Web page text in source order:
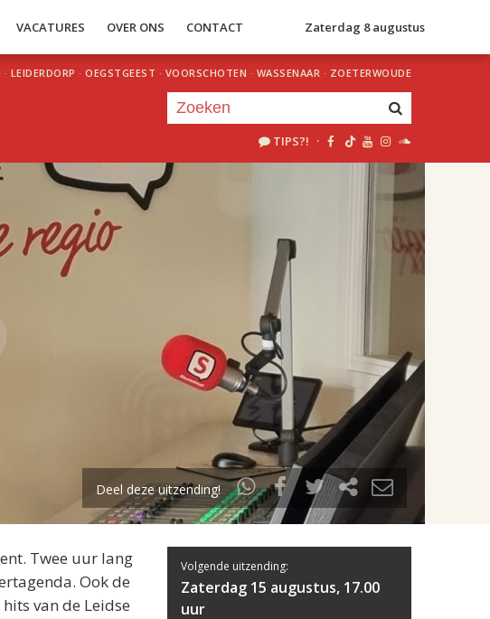
VACATURES OVER ONS CONTACT Zaterdag 8 augustus
· LEIDERDORP · OEGSTGEEST · VOORSCHOTEN · WASSENAAR · ZOETERWOUDE
TIPS?! ·
uur 1 van 2
Volgend uur
Deel deze uitzending!
Twee uur lang
Ook de
van de Leidse
Volgende uitzending:
Zaterdag 15 augustus, 17.00
uur